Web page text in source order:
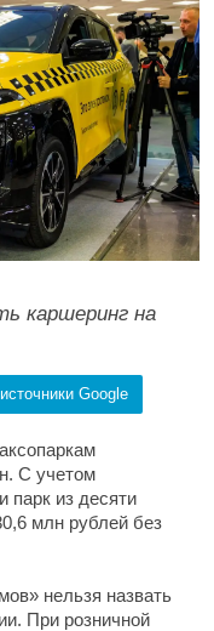
каршеринг на
Google
С учетом
парк из десяти
млн рублей без
нельзя назвать
При розничной